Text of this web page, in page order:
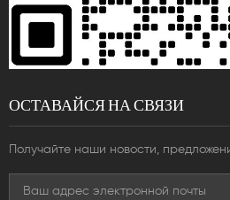
ОСТАВАЙСЯ НА СВЯЗИ
Получайте наши новости,